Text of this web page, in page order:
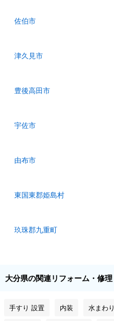
佐伯市
津久見市
豊後高田市
宇佐市
由布市
東国東郡姫島村
玖珠郡九重町
大分県の関連リフォーム・修理
手すり 設置 内装 水まわり